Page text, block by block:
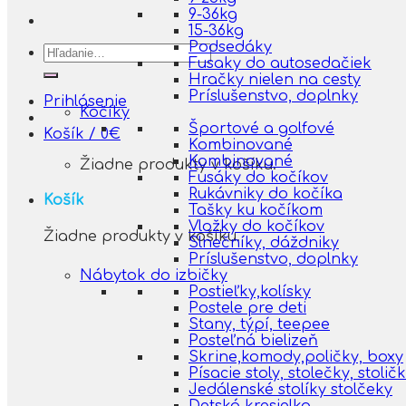
Hľadať:
Prihlásenie
Košík / 0€
Žiadne produkty v košíku.
Košík
Žiadne produkty v košíku.
9-36kg
15-36kg
Podsedáky
Fusaky do autosedačiek
Hračky nielen na cesty
Príslušenstvo, doplnky
Kočíky
Športové a golfové
Kombinované
Kombinované
Fusáky do kočíkov
Rukávniky do kočíka
Tašky ku kočíkom
Vložky do kočíkov
Slnečníky, dáždniky
Príslušenstvo, doplnky
Nábytok do izbičky
Postieľky,kolísky
Postele pre deti
Stany, týpí, teepee
Posteľná bielizeň
Skrine,komody,poličky, boxy
Písacie stoly, stolečky,
Jedálenské stolíky stolčeky